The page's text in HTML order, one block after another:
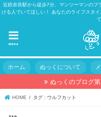
近鉄奈良駅から徒歩7分、マンツーマンのプ
ける人でいてほしい！ あなたのライフスタ
menu
ホーム ぬっくについて
ぬっくのブログ
HOME タグ : ウルフカット